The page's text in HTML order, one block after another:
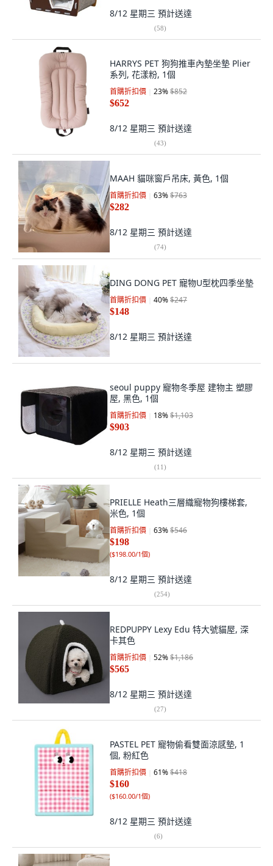
8/12 星期三 預計送達
(58)
HARRYS PET 狗狗推車內墊坐墊 Plier
系列, 花漾粉, 1個
首購折扣價 23%$852
$652
8/12 星期三 預計送達
(43)
MAAH 貓咪窗戶吊床, 黃色, 1個
首購折扣價 63%$763
$282
8/12 星期三 預計送達
(74)
DING DONG PET 寵物U型枕四季坐墊
首購折扣價 40%$247
$148
8/12 星期三 預計送達
seoul puppy 寵物冬季屋 建物主 塑膠
屋, 黑色, 1個
首購折扣價 18%$1,103
$903
8/12 星期三 預計送達
(11)
PRIELLE Heath三層織寵物狗樓梯套,
米色, 1個
首購折扣價 63%$546
$198
($198.00/1個)
8/12 星期三 預計送達
(254)
REDPUPPY Lexy Edu 特大號貓屋, 深
卡其色
首購折扣價 52%$1,186
$565
8/12 星期三 預計送達
(27)
PASTEL PET 寵物偷看雙面涼感墊, 1
個, 粉紅色
首購折扣價 61%$418
$160
($160.00/1個)
8/12 星期三 預計送達
(6)